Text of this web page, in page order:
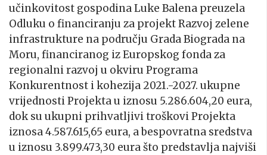
učinkovitost gospodina Luke Balena preuzela
Odluku o financiranju za projekt Razvoj zelene
infrastrukture na području Grada Biograda na
Moru, financiranog iz Europskog fonda za
regionalni razvoj u okviru Programa
Konkurentnost i kohezija 2021.-2027. ukupne
vrijednosti Projekta u iznosu 5.286.604,20 eura,
dok su ukupni prihvatljivi troškovi Projekta
iznosa 4.587.615,65 eura, a bespovratna sredstva
u iznosu 3.899.473,30 eura što predstavlja najviši